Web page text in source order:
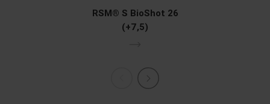
RSM® S BioShot 26
(+7,5)